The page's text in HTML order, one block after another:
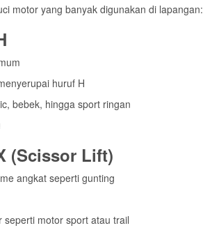
motor yang banyak digunakan di lapangan:
huruf H
bebek, hingga sport ringan
(Scissor Lift)
angkat seperti gunting
seperti motor sport atau trail